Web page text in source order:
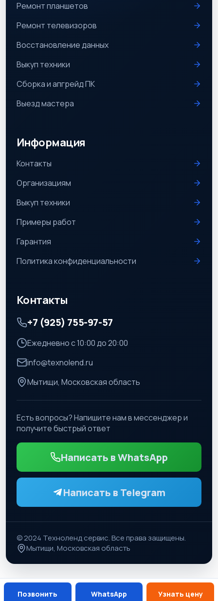
Ремонт планшетов
Ремонт телевизоров
Восстановление данных
Выкуп техники
Сборка и апгрейд ПК
Выезд мастера
Информация
Контакты
Организациям
Выкуп техники
Примеры работ
Гарантия
Политика конфиденциальности
Контакты
+7 (925) 755-97-57
Ежедневно с 10:00 до 20:00
info@texnolend.ru
Мытищи, Московская область
Есть вопросы? Напишите нам в мессенджер и
получите быстрый ответ
Написать в WhatsApp
Написать в Telegram
© 2024 Техноленд сервис. Все права защищены.
Мытищи, Московская область
Позвонить WhatsApp Узнать цену